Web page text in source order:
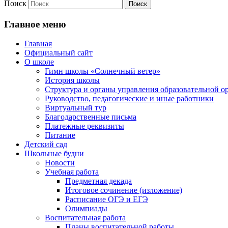
Поиск
Главное меню
Главная
Официальный сайт
О школе
Гимн школы «Солнечный ветер»
История школы
Структура и органы управления образовательной
Руководство, педагогические и иные работники
Виртуальный тур
Благодарственные письма
Платежные реквизиты
Питание
Детский сад
Школьные будни
Новости
Учебная работа
Предметная декада
Итоговое сочинение (изложение)
Расписание ОГЭ и ЕГЭ
Олимпиады
Воспитательная работа